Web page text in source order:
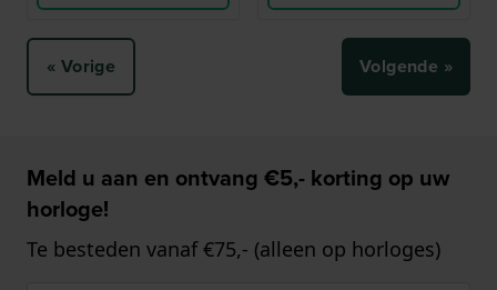
« Vorige Volgende »
Meld u aan en ontvang €5,- korting op uw
horloge!
Te besteden vanaf €75,- (alleen op horloges)